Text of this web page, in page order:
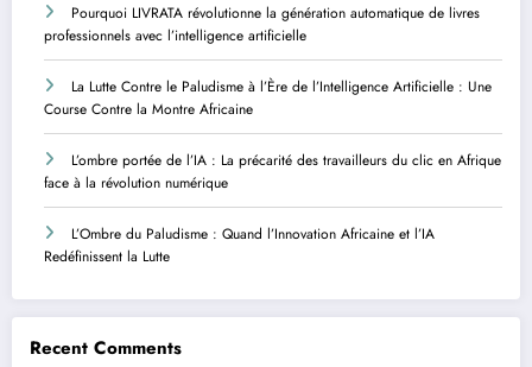
Pourquoi LIVRATA révolutionne la génération automatique de livres
professionnels avec l’intelligence artificielle
La Lutte Contre le Paludisme à l’Ère de l’Intelligence Artificielle : Une
Course Contre la Montre Africaine
L’ombre portée de l’IA : La précarité des travailleurs du clic en Afrique
face à la révolution numérique
L’Ombre du Paludisme : Quand l’Innovation Africaine et l’IA
Redéfinissent la Lutte
Recent Comments